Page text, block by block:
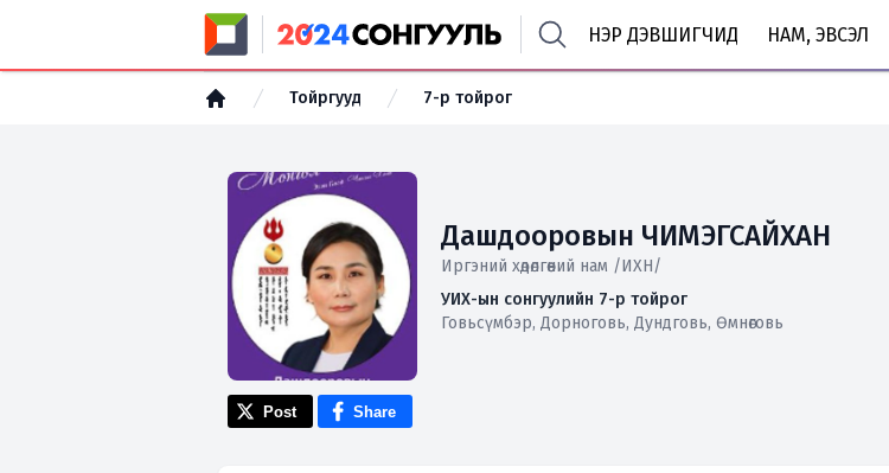
НЭР ДЭВШИГЧИД НАМ, ЭВСЭЛ
Тойргууд 7-р тойрог
Дашдооровын ЧИМЭГСАЙХАН
Иргэний хөдөлгөөний нам /ИХН/
УИХ-ын сонгуулийн 7-р тойрог
Говьсүмбэр, Дорноговь, Дундговь, Өмнөговь
Post Share